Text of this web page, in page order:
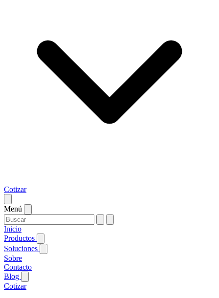
Cotizar
Menú
Inicio
Productos
Soluciones
Sobre
Contacto
Blog
Cotizar